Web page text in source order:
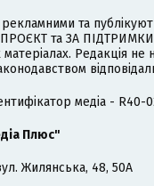
та
та ЗА
Редакція не
медіа - R40-
Плюс"
Жилянська, 48, 50А